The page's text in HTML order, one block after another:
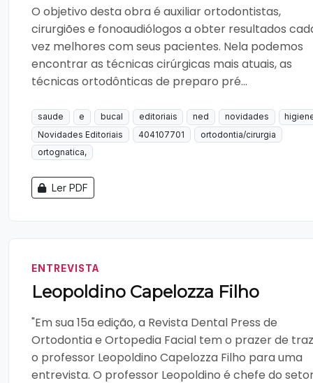
O objetivo desta obra é auxiliar ortodontistas,
cirurgiões e fonoaudiólogos a obter resultados
vez melhores com seus pacientes. Nela podemos
encontrar as técnicas cirúrgicas mais atuais, as
técnicas ortodônticas de preparo pré...
saude e bucal editoriais ned novidades
Novidades Editoriais
404107701
ortodontia/cirurgia
ortognatica,
Ler PDF
ENTREVISTA
Leopoldino Capelozza Filho
"Em sua 15a edição, a Revista Dental Press de
Ortodontia e Ortopedia Facial tem o prazer de
o professor Leopoldino Capelozza Filho para uma
entrevista. O professor Leopoldino é chefe do